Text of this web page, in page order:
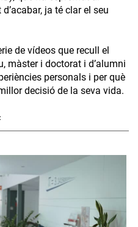
ja té clar el seu
de vídeos que recull el
màster i doctorat i d’alumni
personals i per què
decisió de la seva vida.